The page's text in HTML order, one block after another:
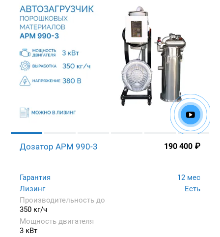
Дозатор APM 990-3 190 400 ₽
Гарантия
12 мес
Лизинг
Есть
Производительность до
350 кг/ч
Мощность двигателя
3 кВт